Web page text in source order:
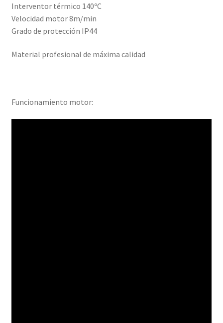
Interventor térmico 140ºC
Velocidad motor 8m/min
Grado de protección IP44
Material profesional de máxima calidad
Funcionamiento motor: